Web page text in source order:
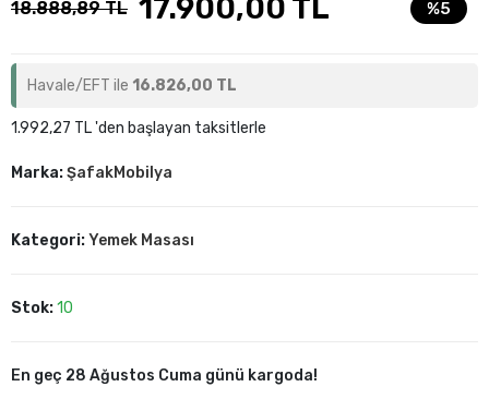
18.888,89 TL 17.900,00 TL %5
Havale/EFT ile 16.826,00 TL
1.992,27 TL 'den başlayan taksitlerle
Marka:ŞafakMobilya
Kategori:Yemek Masası
Stok:10
En geç 28 Ağustos Cuma günü kargoda!